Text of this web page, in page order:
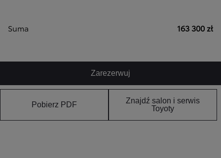
Suma 163 300 zł
Zarezerwuj
Pobierz PDF
Znajdź salon i serwis
Toyoty